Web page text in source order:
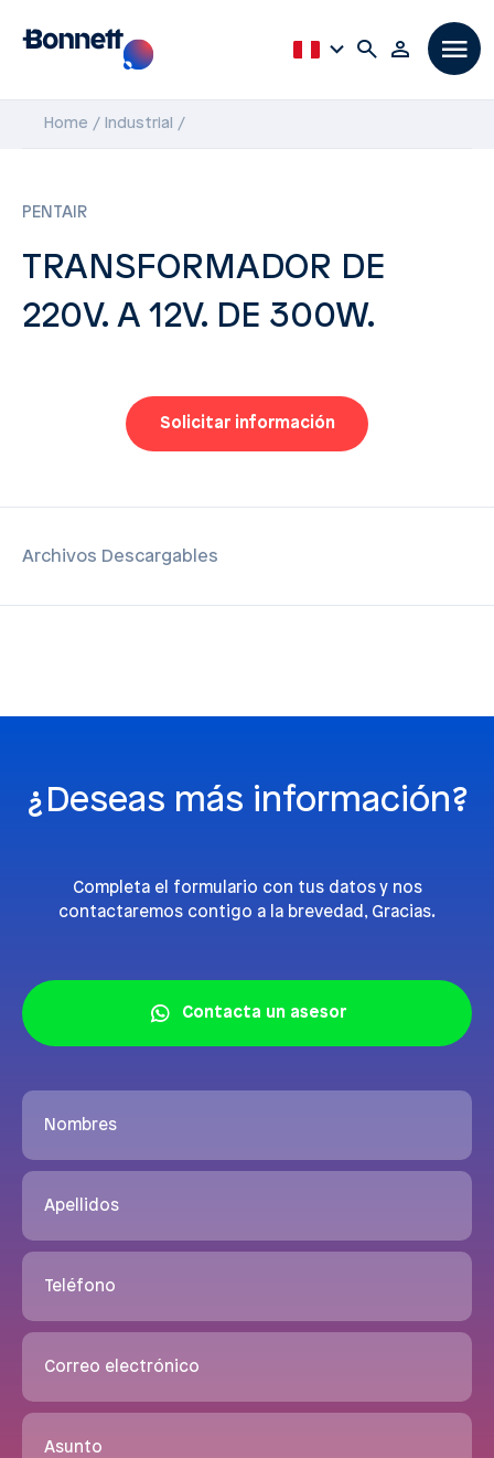
Home Industrial
PENTAIR
TRANSFORMADOR DE
220V. A 12V. DE 300W.
Solicitar información
Archivos Descargables
¿Deseas más información?
Completa el formulario con tus datos y nos
contactaremos contigo a la brevedad, Gracias.
Contacta un asesor
Nombres
Apellidos
Teléfono
Correo electrónico
Asunto